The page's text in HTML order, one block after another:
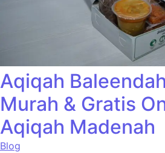
Aqiqah
Murah & Gratis
Aqiqah Madenah
Blog